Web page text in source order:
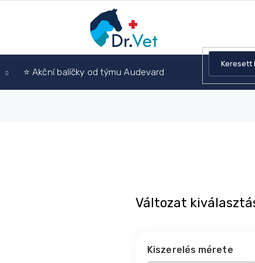
⭐ Akční balíčky od týmu Audevard
Változat
Kiszerelés mérete